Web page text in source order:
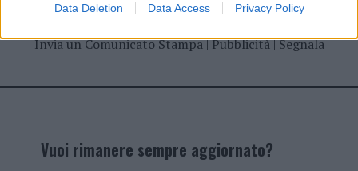
Data Deletion Data Access Privacy Policy
Invia un Comunicato Stampa|Pubblicità|Segnala
Vuoi rimanere sempre aggiornato?